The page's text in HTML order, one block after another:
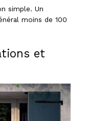
simple. Un
moins de 100
et